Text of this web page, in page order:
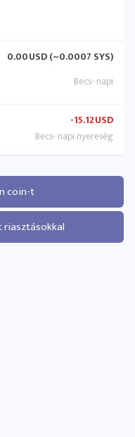
0.00USD (~0.0007 SYS)
-15.12USD
coin-t
riasztásokkal